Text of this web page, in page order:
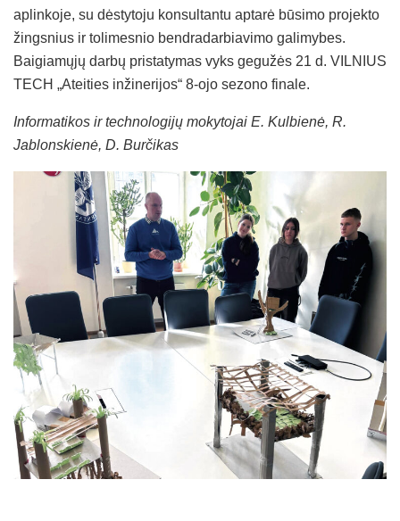
aplinkoje, su dėstytoju konsultantu aptarė būsimo projekto
žingsnius ir tolimesnio bendradarbiavimo galimybes.
Baigiamųjų darbų pristatymas vyks gegužės 21 d. VILNIUS
TECH „Ateities inžinerijos“ 8-ojo sezono finale.
Informatikos ir technologijų mokytojai E. Kulbienė, R.
Jablonskienė, D. Burčikas